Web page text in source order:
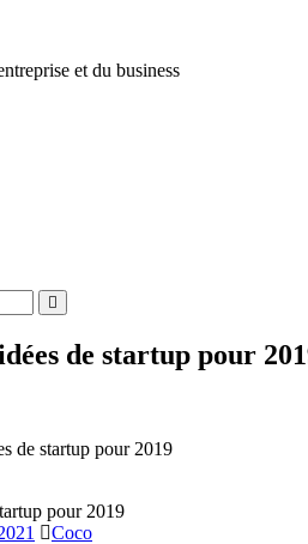
et du business
Rechercher
de startup pour
de startup pour 2019
pour 2019
Coco